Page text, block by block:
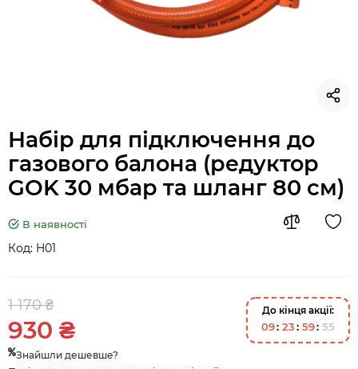
Набір для підключення до
газового балона (редуктор
GOK 30 мбар та шланг 80 см)
В наявності
Код: H01
1 170 ₴
930 ₴
Знайшли дешевше?
До кінця акції:
09 23 59 54